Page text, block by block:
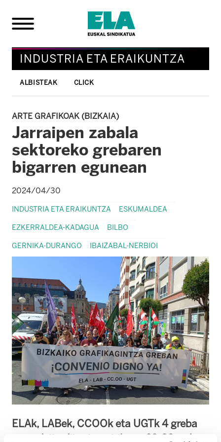
INDUSTRIA ETA ERAIKUNTZA
ALBISTEAK CLICK
ARTE GRAFIKOAK (BIZKAIA)
Jarraipen zabala
sektoreko grebaren
bigarren egunean
2024/04/30
INDUSTRIA ETA ERAIKUNTZA ESKUMALDEA
EZKERRALDEA-KADAGUA BILBO
GERNIKA-DURANGO IBAIZABAL-NERBIOI
ELAk, LABek, CCOOk eta UGTk 4 greba
egun deitu dituzte apirilaren 29-30erako